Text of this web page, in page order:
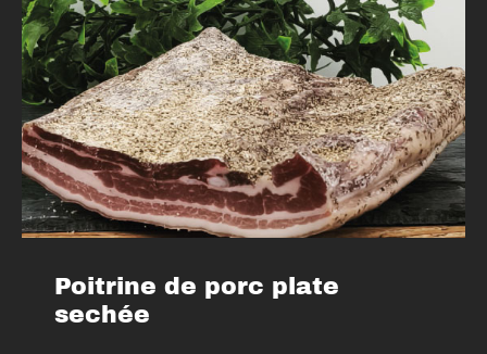
Poitrine de porc plate
sechée